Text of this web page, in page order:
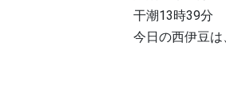
干潮13時39分
今日の西伊豆